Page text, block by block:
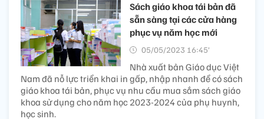
Sách giáo khoa tái bản đã
sẵn sàng tại các cửa hàng
phục vụ năm học mới
05/05/2023 16:45’
Nhà xuất bản Giáo dục Việt
Nam đã nỗ lực triển khai in gấp, nhập nhanh để có sách
giáo khoa tái bản, phục vụ nhu cầu mua sắm sách giáo
khoa sử dụng cho năm học 2023-2024 của phụ huynh,
học sinh.